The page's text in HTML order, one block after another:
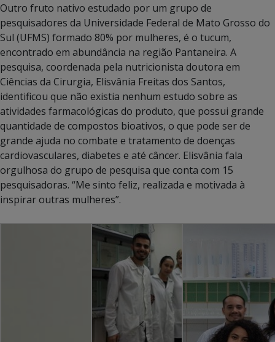
Outro fruto nativo estudado por um grupo de
pesquisadores da Universidade Federal de Mato Grosso do
Sul (UFMS) formado 80% por mulheres, é o tucum,
encontrado em abundância na região Pantaneira. A
pesquisa, coordenada pela nutricionista doutora em
Ciências da Cirurgia, Elisvânia Freitas dos Santos,
identificou que não existia nenhum estudo sobre as
atividades farmacológicas do produto, que possui grande
quantidade de compostos bioativos, o que pode ser de
grande ajuda no combate e tratamento de doenças
cardiovasculares, diabetes e até câncer. Elisvânia fala
orgulhosa do grupo de pesquisa que conta com 15
pesquisadoras. “Me sinto feliz, realizada e motivada à
inspirar outras mulheres”.